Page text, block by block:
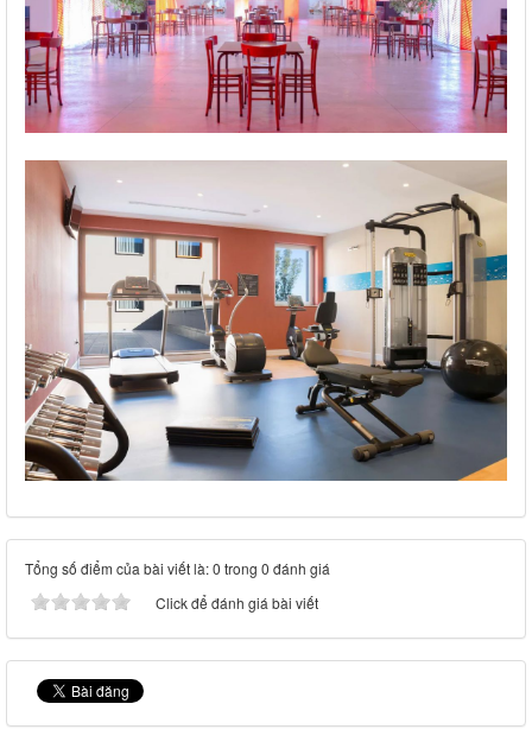
Tổng số điểm của bài viết là: 0 trong 0 đánh giá
Click để đánh giá bài viết